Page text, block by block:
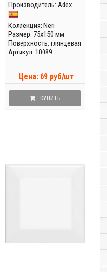
Производитель: Adex
Коллекция: Neri
Размер: 75x150 мм
Поверхность: глянцевая
Артикул: 10089
Цена: 69 руб/шт
КУПИТЬ